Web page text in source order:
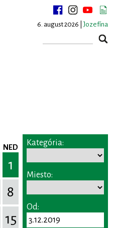
6. august 2026 | Jozefína
NED
1
8
15
Kategória:
Miesto:
Od: